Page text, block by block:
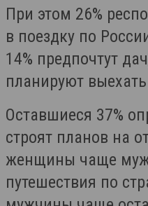
При этом 26%
в поездку по
14% предпочтут
планируют
Оставшиеся 37%
строят планов на
женщины чаще
путешествия по